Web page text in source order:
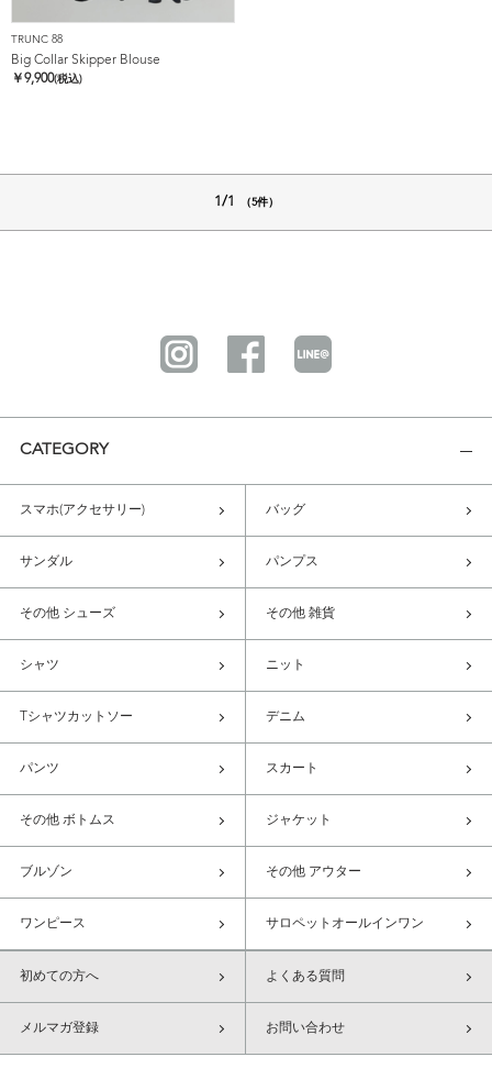
TRUNC 88
Big Collar Skipper Blouse
￥9,900(税込)
1/1 （5件）
CATEGORY
スマホ(アクセサリー) バッグ
サンダル パンプス
その他 シューズ その他 雑貨
シャツ ニット
Tシャツカットソー デニム
パンツ スカート
その他 ボトムス ジャケット
ブルゾン その他 アウター
ワンピース サロペットオールインワン
初めての方へ よくある質問
メルマガ登録 お問い合わせ